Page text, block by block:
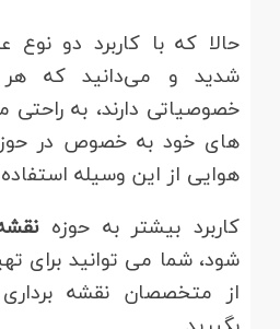
حالا که با کاربرد دو
شدید و می‌دانید که
خصوصیاتی دارند، به راحتی
های خود به خصوص در
هوایی از این وسیله
کاربرد بیشتر به حوزه
شود، شما می توانید برای
از متخصصان نقشه